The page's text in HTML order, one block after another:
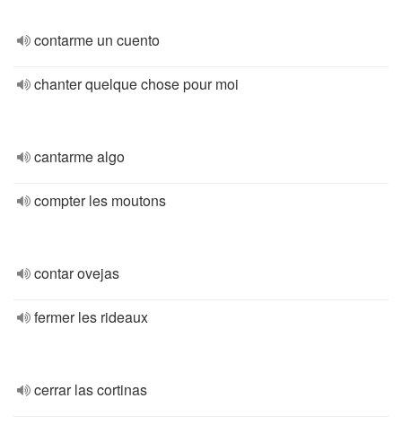
contarme un cuento
chanter quelque chose pour moi
cantarme algo
compter les moutons
contar ovejas
fermer les rideaux
cerrar las cortinas